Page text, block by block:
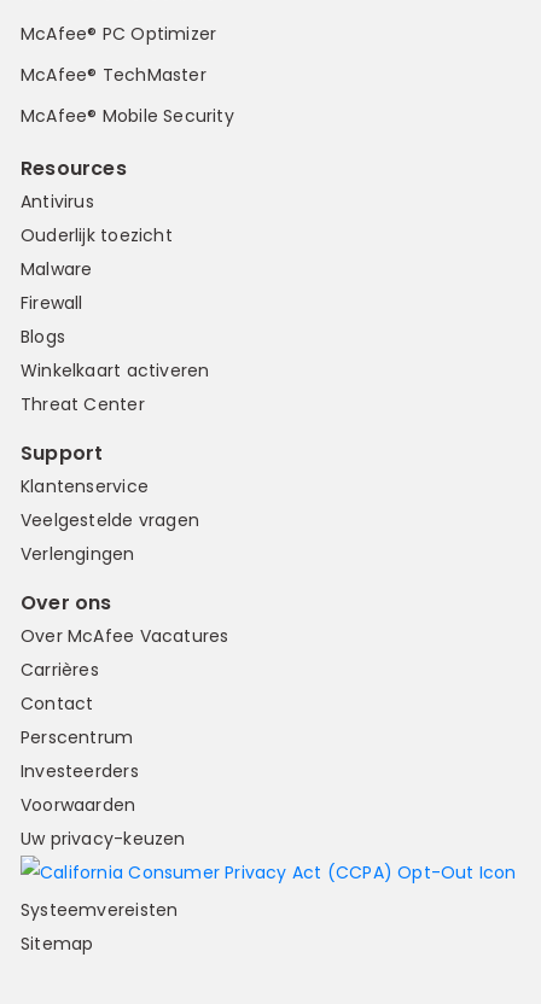
McAfee® PC Optimizer
McAfee® TechMaster
McAfee® Mobile Security
Resources
Antivirus
Ouderlijk toezicht
Malware
Firewall
Blogs
Winkelkaart activeren
Threat Center
Support
Klantenservice
Veelgestelde vragen
Verlengingen
Over ons
Over McAfee Vacatures
Carrières
Contact
Perscentrum
Investeerders
Voorwaarden
Uw privacy-keuzen
Systeemvereisten
Sitemap